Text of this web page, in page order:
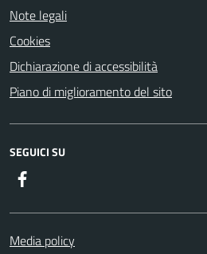
Note legali
Cookies
Dichiarazione di accessibilità
Piano di miglioramento del sito
SEGUICI SU
Media policy